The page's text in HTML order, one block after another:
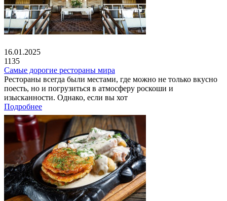
16.01.2025
1135
Самые дорогие рестораны мира
Рестораны всегда были местами, где можно не только вкусно
поесть, но и погрузиться в атмосферу роскоши и
изысканности. Однако, если вы хот
Подробнее